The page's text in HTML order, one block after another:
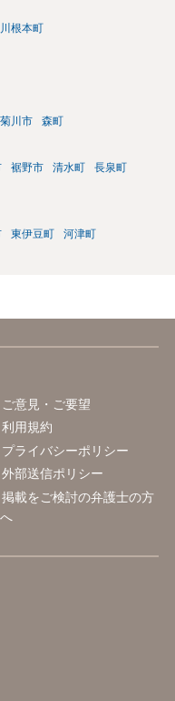
川根本町
菊川市 森町
裾野市 清水町
長泉町
東伊豆町
河津町
ご意見・ご要望
利用規約
プライバシーポリシー
外部送信ポリシー
掲載をご検討の弁護士の方
へ